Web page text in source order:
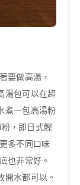
要做高湯，
湯包可以在超
煮一包高湯粉
，即日式鰹
多不同口味
也非常好。
水都可以。